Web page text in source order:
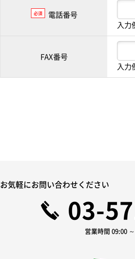
必須
電話番号
入力
FAX番号
入力
お気軽にお問い合わせください
03-
営業時間 09:00